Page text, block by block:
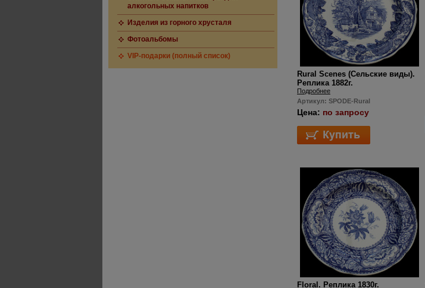
алкогольных напитков
Изделия из горного хрусталя
Фотоальбомы
VIP-подарки (полный список)
Rural Scenes (Сельские виды).
Реплика 1882г.
Подробнее
Артикул: SPODE-Rural
Цена: по запросу
Floral. Реплика 1830г.